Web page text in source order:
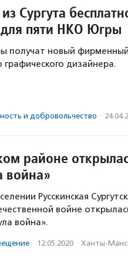
Сургута
пяти НКО Югры
получат новый
графического дизайнера.
и доброволь­чест­во ·
районе
война»
Русскинская
войне
война».
· 12.05.2020 · Ханты-